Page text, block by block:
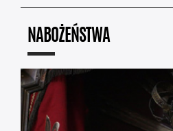
NABOŻEŃSTWA